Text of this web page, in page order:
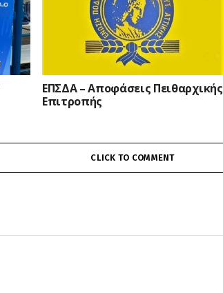
ΕΠΣΔΑ – Αποφάσεις Πειθαρχικής
Επιτροπής
CLICK TO COMMENT